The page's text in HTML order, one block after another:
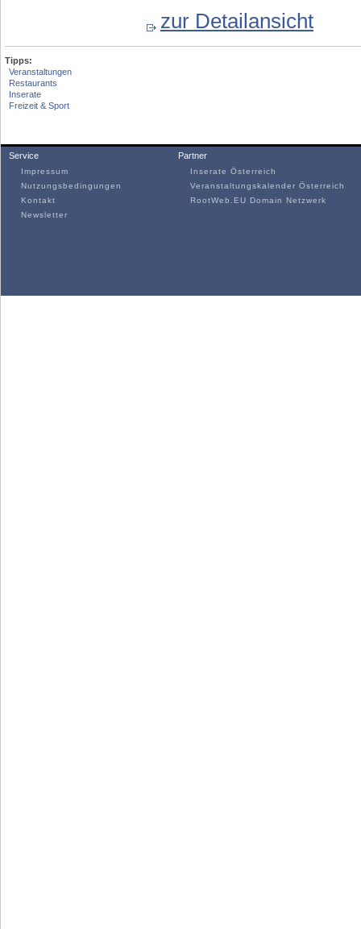
zur Detailansicht
Tipps:
Veranstaltungen
Restaurants
Inserate
Freizeit & Sport
Service
Impressum
Nutzungsbedingungen
Kontakt
Newsletter
Partner
Inserate Österreich
Veranstaltungskalender Österreich
RootWeb.EU Domain Netzwerk